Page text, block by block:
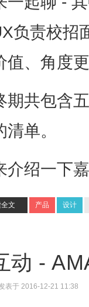
负责校招
值、角度
期共包含
清单。
介绍一下嘉
文 产品 设计
动 -
表于 2016-12-21 11:38